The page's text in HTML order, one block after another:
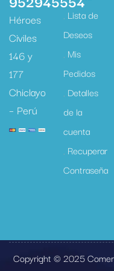
Héroes
Civiles
146 y
177
Chiclayo
– Perú
Lista de
Deseos
Mis
Pedidos
Detalles
de la
cuenta
Recuperar
Contraseña
Copyright © 2025